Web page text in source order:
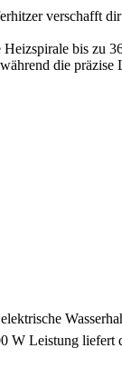
verschafft dir
bis zu
die
liefert